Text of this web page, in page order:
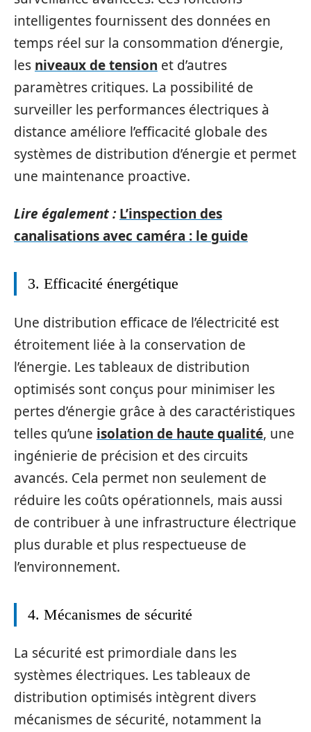
intelligentes fournissent des données en
temps réel sur la consommation d’énergie,
les niveaux de tension et d’autres
paramètres critiques. La possibilité de
surveiller les performances électriques à
distance améliore l’efficacité globale des
systèmes de distribution d’énergie et permet
une maintenance proactive.
Lire également : L’inspection des
canalisations avec caméra : le guide
3. Efficacité énergétique
Une distribution efficace de l’électricité est
étroitement liée à la conservation de
l’énergie. Les tableaux de distribution
optimisés sont conçus pour minimiser les
pertes d’énergie grâce à des caractéristiques
telles qu’une isolation de haute qualité, une
ingénierie de précision et des circuits
avancés. Cela permet non seulement de
réduire les coûts opérationnels, mais aussi
de contribuer à une infrastructure électrique
plus durable et plus respectueuse de
l’environnement.
4. Mécanismes de sécurité
La sécurité est primordiale dans les
systèmes électriques. Les tableaux de
distribution optimisés intègrent divers
mécanismes de sécurité, notamment la